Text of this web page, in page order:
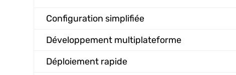
Configuration simplifiée
Développement multiplateforme
Déploiement rapide